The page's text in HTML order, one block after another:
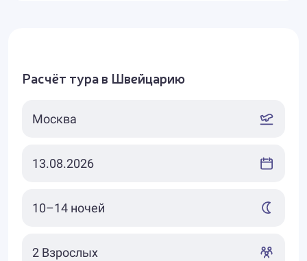
Расчёт тура в Швейцарию